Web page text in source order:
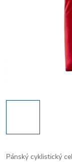
Pánský cyklistický